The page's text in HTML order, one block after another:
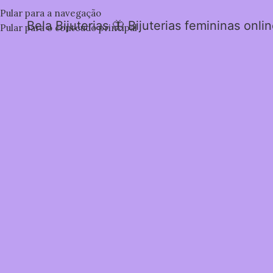
Pular para a navegação
Pular para o conteúdo principal
Bela Bijuterias 🦋 Bijuterias femininas